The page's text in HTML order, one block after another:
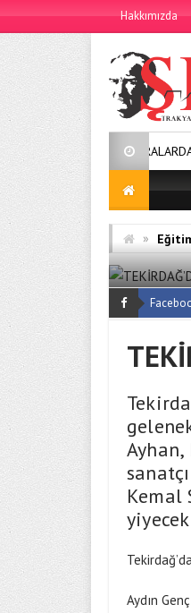
Hakkımızda
SOFRALARDA BEREKETİ,
»
Kemal
Aydın